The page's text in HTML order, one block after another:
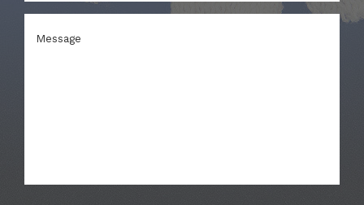
Message